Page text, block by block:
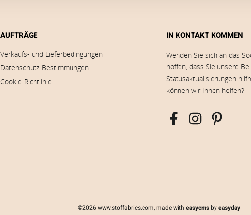
AUFTRÄGE
Verkaufs- und Lieferbedingungen
Datenschutz-Bestimmungen
Cookie-Richtlinie
IN KONTAKT KOMMEN
Wenden Sie sich an das
hoffen, dass Sie unsere
Statusaktualisierungen
können wir Ihnen helfen?
©2026 www.stoffabrics.com, made with easycmsbyeasyday